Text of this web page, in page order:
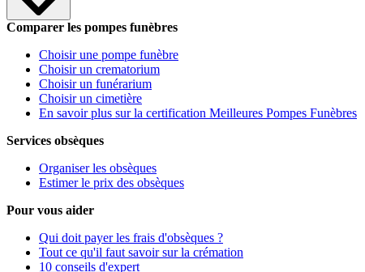
Comparer les pompes funèbres
Choisir une pompe funèbre
Choisir un crematorium
Choisir un funérarium
Choisir un cimetière
En savoir plus sur la certification Meilleures Pompes Funèbres
Services obsèques
Organiser les obsèques
Estimer le prix des obsèques
Pour vous aider
Qui doit payer les frais d'obsèques ?
Tout ce qu'il faut savoir sur la crémation
10 conseils d'expert